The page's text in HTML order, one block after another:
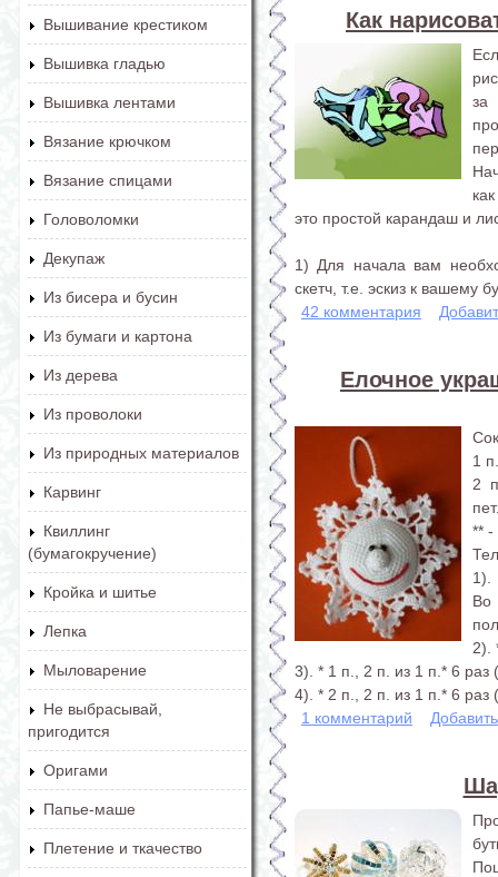
Вышивание крестиком
Вышивка гладью
Вышивка лентами
Вязание крючком
Вязание спицами
Головоломки
Декупаж
Из бисера и бусин
Из бумаги и картона
Из дерева
Из проволоки
Из природных материалов
Карвинг
Квиллинг
(бумагокручение)
Кройка и шитье
Лепка
Мыловарение
Не выбрасывай,
пригодится
Оригами
Папье-маше
Плетение и ткачество
Как
за
это простой карандаш и
1) Для начала вам
скетч, т.е. эскиз к вашему
42 комментария
Елочное
1
2
** -
1).
Во
2).
3). * 1 п., 2 п. из 1 п.* 6 раз
4). * 2 п., 2 п. из 1 п.* 6 раз
1 комментарий